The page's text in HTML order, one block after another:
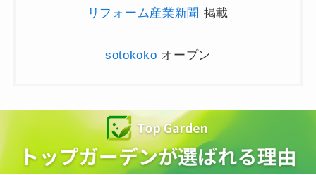
リフォーム産業新聞 掲載
sotokoko オープン